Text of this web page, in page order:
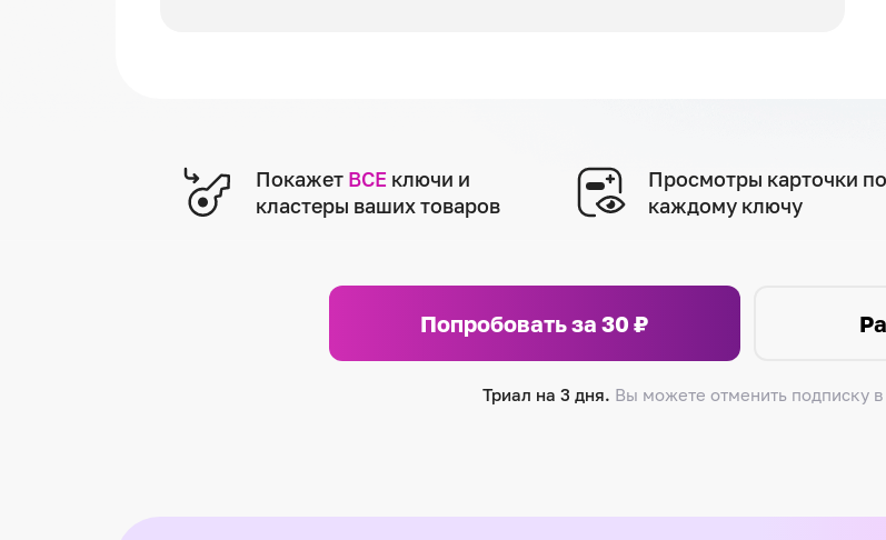
Покажет ВСЕ ключи и
кластеры ваших товаров
Просмотры карточки по
каждому ключу
Попробовать за 30 ₽
Триал на 3 дня. Вы можете отменить подписку